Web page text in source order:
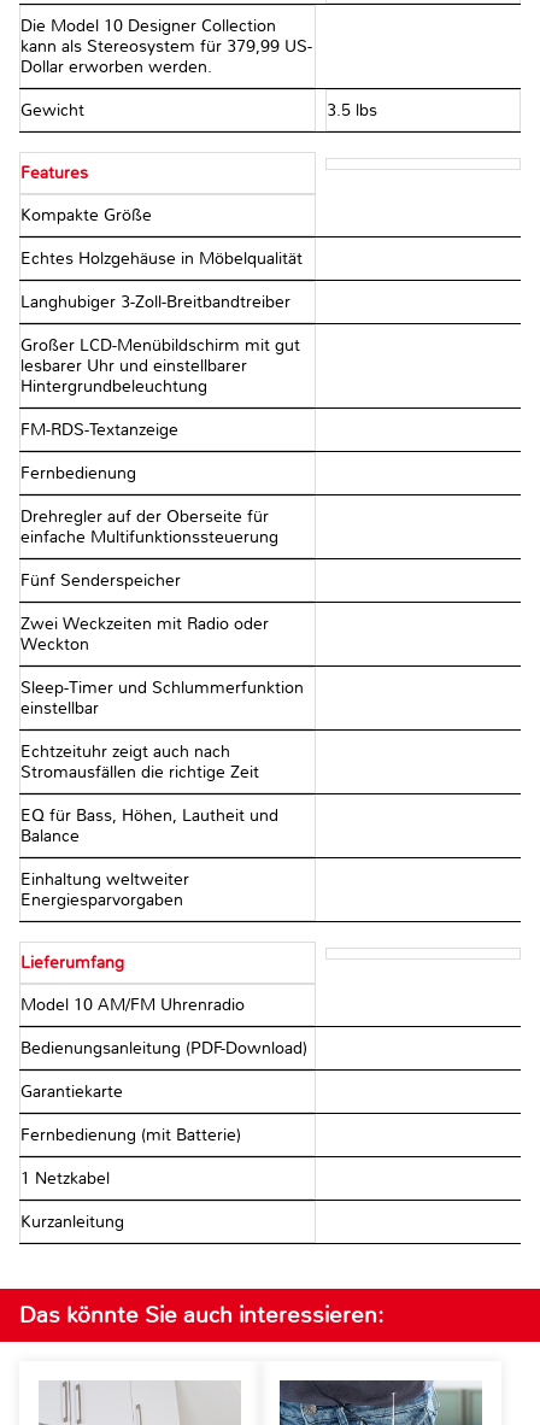
Die Model 10 Designer Collection
kann als Stereosystem für 379,99 US-
Dollar erworben werden.
Gewicht 3.5 lbs
Features
Kompakte Größe
Echtes Holzgehäuse in Möbelqualität
Langhubiger 3-Zoll-Breitbandtreiber
Großer LCD-Menübildschirm mit gut
lesbarer Uhr und einstellbarer
Hintergrundbeleuchtung
FM-RDS-Textanzeige
Fernbedienung
Drehregler auf der Oberseite für
einfache Multifunktionssteuerung
Fünf Senderspeicher
Zwei Weckzeiten mit Radio oder
Weckton
Sleep-Timer und Schlummerfunktion
einstellbar
Echtzeituhr zeigt auch nach
Stromausfällen die richtige Zeit
EQ für Bass, Höhen, Lautheit und
Balance
Einhaltung weltweiter
Energiesparvorgaben
Lieferumfang
Model 10 AM/FM Uhrenradio
Bedienungsanleitung (PDF-Download)
Garantiekarte
Fernbedienung (mit Batterie)
1 Netzkabel
Kurzanleitung
Das könnte Sie auch interessieren: